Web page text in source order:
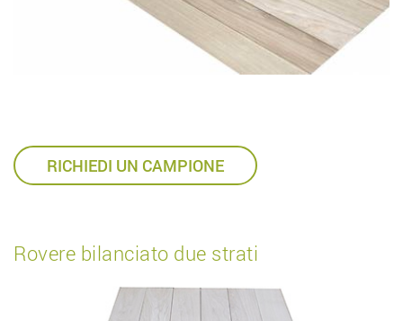
RICHIEDI UN CAMPIONE
Rovere bilanciato due strati